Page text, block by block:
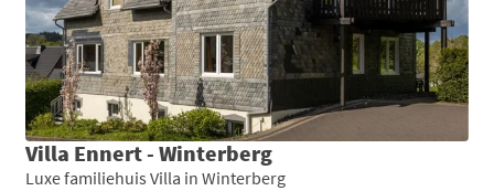
Villa Ennert - Winterberg
Luxe familiehuis Villa in Winterberg